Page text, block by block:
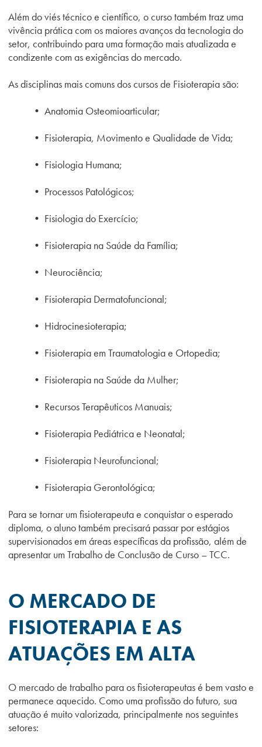
Além do viés técnico e científico, o curso também traz uma
vivência prática com os maiores avanços da tecnologia do
setor, contribuindo para uma formação mais atualizada e
condizente com as exigências do mercado.
As disciplinas mais comuns dos cursos de Fisioterapia são:
• Anatomia Osteomioarticular;
• Fisioterapia, Movimento e Qualidade de Vida;
• Fisiologia Humana;
• Processos Patológicos;
• Fisiologia do Exercício;
• Fisioterapia na Saúde da Família;
• Neurociência;
• Fisioterapia Dermatofuncional;
• Hidrocinesioterapia;
• Fisioterapia em Traumatologia e Ortopedia;
• Fisioterapia na Saúde da Mulher;
• Recursos Terapêuticos Manuais;
• Fisioterapia Pediátrica e Neonatal;
• Fisioterapia Neurofuncional;
• Fisioterapia Gerontológica;
Para se tornar um fisioterapeuta e conquistar o esperado
diploma, o aluno também precisará passar por estágios
supervisionados em áreas específicas da profissão, além de
apresentar um Trabalho de Conclusão de Curso – TCC.
O MERCADO DE
FISIOTERAPIA E AS
ATUAÇÕES EM ALTA
O mercado de trabalho para os fisioterapeutas é bem vasto e
permanece aquecido. Como uma profissão do futuro, sua
atuação é muito valorizada, principalmente nos seguintes
setores: